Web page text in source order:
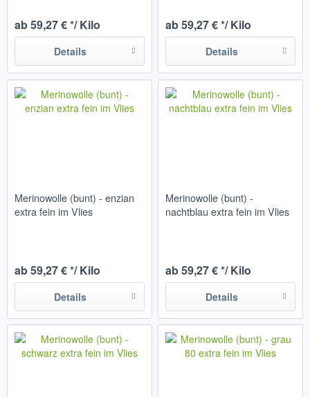
ab 59,27 € */ Kilo
Details
ab 59,27 € */ Kilo
Details
Merinowolle (bunt) - enzian
extra fein im Vlies
ab 59,27 € */ Kilo
Details
Merinowolle (bunt) -
nachtblau extra fein im Vlies
ab 59,27 € */ Kilo
Details